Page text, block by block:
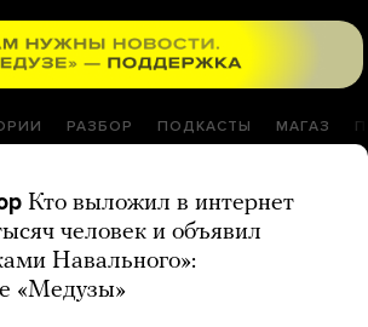
РАЗБОР ПОДКАСТЫ МАГАЗ
Кто выложил в интернет
человек и объявил
Навального»:
«Медузы»